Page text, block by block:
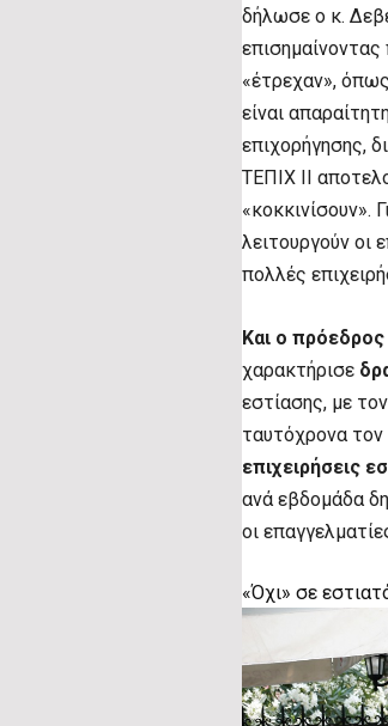
δήλωσε o κ.
«έτρεχαν»,
είναι
επιχορήγησης,
ΤΕΠΙΧ ΙΙ
«κοκκινίσουν».
λειτουργούν οι
πολλές
Και ο
χαρακτήρισε
εστίασης, με
ταυτόχρονα
επιχειρήσεις
ανά εβδομάδα
οι
«Όχι» σε